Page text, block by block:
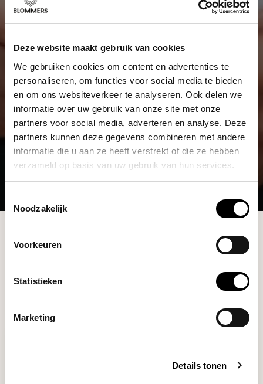
Deze website maakt gebruik van cookies
We gebruiken cookies om content en advertenties te
personaliseren, om functies voor social media te bieden
en om ons websiteverkeer te analyseren. Ook delen we
informatie over uw gebruik van onze site met onze
partners voor social media, adverteren en analyse. Deze
partners kunnen deze gegevens combineren met andere
informatie die u aan ze heeft verstrekt of die ze hebben
verzameld op basis van uw gebruik van hun services.
Noodzakelijk
Voorkeuren
Statistieken
Marketing
Details tonen